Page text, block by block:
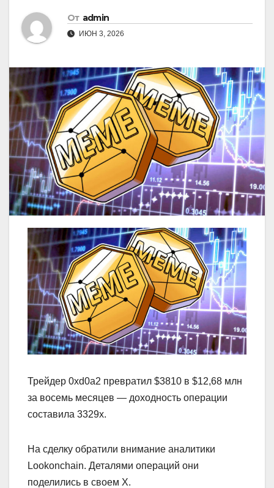
От admin
ИЮН 3, 2026
Трейдер 0xd0a2 превратил $3810 в $12,68 млн
за восемь месяцев — доходность операции
составила 3329x.
На сделку обратили внимание аналитики
Lookonchain. Деталями операций они
поделились в своем X.